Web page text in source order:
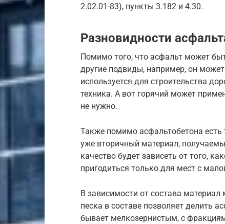
2.02.01-83), пункты 3.182 и 4.30.
Разновидности
Помимо того, что асфальт может
другие подвиды, например, он
используется для строительства
техника. А вот горячий может
не нужно.
Также помимо асфальтобетона
уже вторичный материал,
качество будет зависеть от того,
пригодиться только для мест с
В зависимости от состава
песка в составе позволяет делить
бывает мелкозернистым, с